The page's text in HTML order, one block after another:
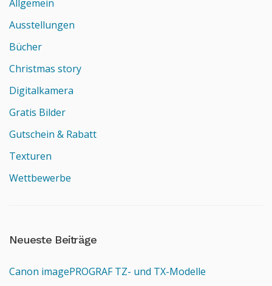
Allgemein
Ausstellungen
Bücher
Christmas story
Digitalkamera
Gratis Bilder
Gutschein & Rabatt
Texturen
Wettbewerbe
Neueste Beiträge
Canon imagePROGRAF TZ- und TX-Modelle